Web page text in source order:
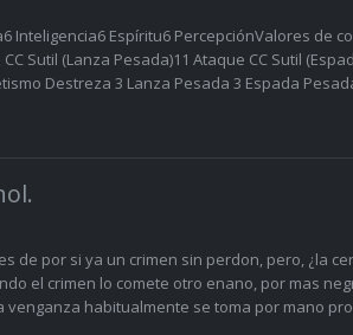
Inteligencia6 Espíritu6 PercepciónValores de
Sutil (Lanza Pesada)11 Ataque CC Sutil
Destreza 3 Lanza Pesada 3 Espada
de por si ya un crimen sin perdon, pero, ¿la
el crimen lo comete otro enano, por mas
venganza habitualmente se toma por mano